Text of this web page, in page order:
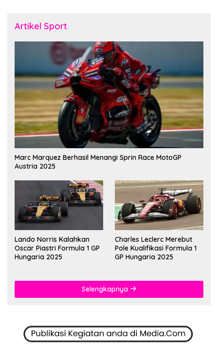
Artikel Sport
Marc Marquez Berhasil Menangi Sprin Race MotoGP
Austria 2025
Lando Norris Kalahkan
Oscar Piastri Formula 1 GP
Hungaria 2025
Charles Leclerc Merebut
Pole Kualifikasi Formula 1
GP Hungaria 2025
Selengkapnya